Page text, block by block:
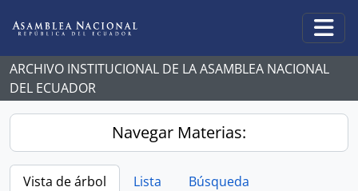
ARCHIVO INSTITUCIONAL DE LA ASAMBLEA NACIONAL
DEL ECUADOR
Navegar Materias:
Vista de árbol Lista
Búsqueda